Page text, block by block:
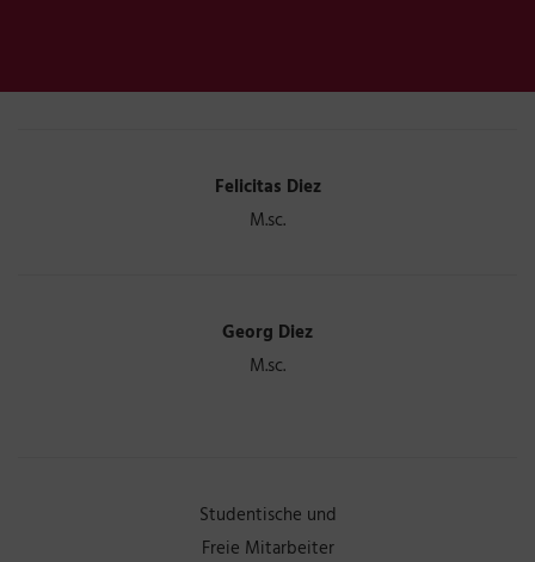
Felicitas Diez
M.sc.
Georg Diez
M.sc.
Studentische und
Freie Mitarbeiter